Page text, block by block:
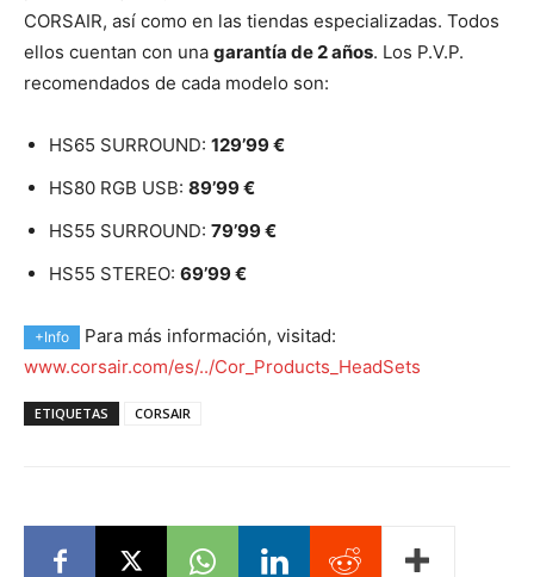
CORSAIR, así como en las tiendas especializadas. Todos
ellos cuentan con una garantía de 2 años. Los P.V.P.
recomendados de cada modelo son:
HS65 SURROUND: 129’99 €
HS80 RGB USB: 89’99 €
HS55 SURROUND: 79’99 €
HS55 STEREO: 69’99 €
+Info
Para más información, visitad:
www.corsair.com/es/../Cor_Products_HeadSets
ETIQUETAS CORSAIR